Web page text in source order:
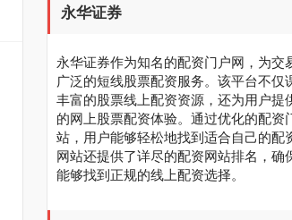
永华证券
永华证券作为知名的配资门户网，为交
广泛的短线股票配资服务。该平台不仅
丰富的股票线上配资资源，还为用户提
的网上股票配资体验。通过优化的配资
站，用户能够轻松地找到适合自己的配
网站还提供了详尽的配资网站排名，确
能够找到正规的线上配资选择。